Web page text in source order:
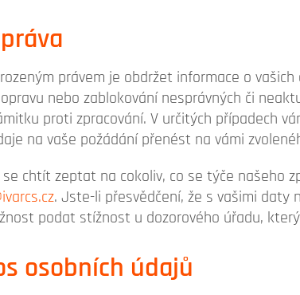
právem je obdržet informace o
nebo zablokování nesprávných či
proti zpracování. V určitých případech
na vaše požádání přenést na vámi
chtít zeptat na cokoliv, co se týče našeho
. Jste-li přesvědčení, že s vašimi daty
podat stížnost u dozorového úřadu,
osobních údajů